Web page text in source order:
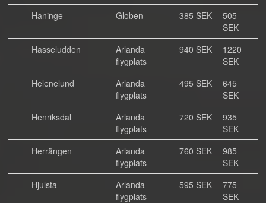
Haninge
Globen 385 SEK
505
SEK
Hasseludden
Arlanda
flygplats
940 SEK
1220
SEK
Helenelund
Arlanda
flygplats
495 SEK
645
SEK
Henriksdal
Arlanda
flygplats
720 SEK
935
SEK
Herrängen
Arlanda
flygplats
760 SEK
985
SEK
Hjulsta
Arlanda
flygplats
595 SEK
775
SEK